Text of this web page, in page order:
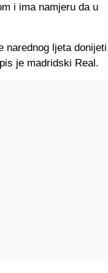
i ima namjeru da u
narednog ljeta donijeti
je madridski Real.